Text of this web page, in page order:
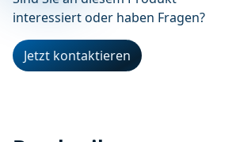
interessiert oder haben Fragen?
Jetzt kontaktieren